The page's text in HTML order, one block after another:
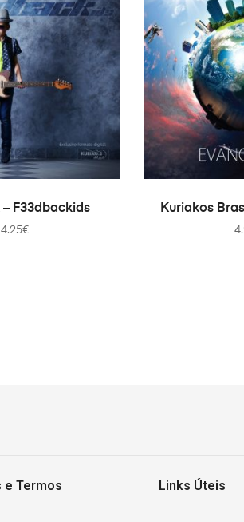
AL CARRITO
– F33dbackids
4.25€
AÑADIR
Kuriakos
e Termos Links Úteis